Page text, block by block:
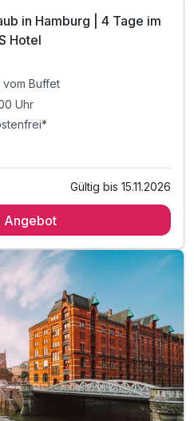
in Hamburg | 4 Tage im
Hotel
vom Buffet
Uhr
Buffet
& Zimmer
Gültig bis 15.11.2026
Angebot